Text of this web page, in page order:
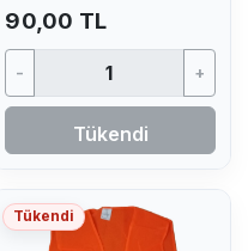
90,00 TL
- +
Tükendi
Tükendi